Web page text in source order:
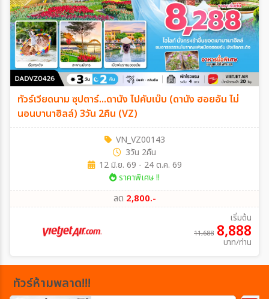
ทัวร์เวียดนาม ซุปตาร์...ดานัง ไปคับเบ๊บ (ดานัง ฮอยอัน ไม่
นอนบานาฮิลล์) 3วัน 2คืน (VZ)
VN_VZ00143
3วัน 2คืน
12 มิ.ย. 69 - 24 ต.ค. 69
ราคาพิเศษ !!
ลด 2,800.-
เริ่มต้น
11,688 8,888
บาท/ท่าน
ทัวร์ห้ามพลาด!!!